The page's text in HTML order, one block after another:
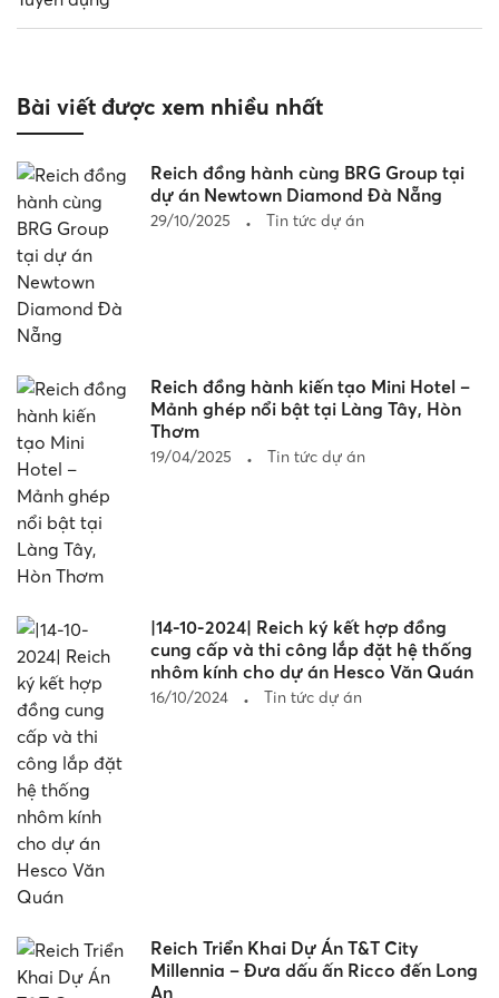
Bài viết được xem nhiều nhất
Reich đồng hành cùng BRG Group tại
dự án Newtown Diamond Đà Nẵng
29/10/2025 Tin tức dự án
Reich đồng hành kiến tạo Mini Hotel –
Mảnh ghép nổi bật tại Làng Tây, Hòn
Thơm
19/04/2025 Tin tức dự án
|14-10-2024| Reich ký kết hợp đồng
cung cấp và thi công lắp đặt hệ thống
nhôm kính cho dự án Hesco Văn Quán
16/10/2024 Tin tức dự án
Reich Triển Khai Dự Án T&T City
Millennia – Đưa dấu ấn Ricco đến Long
An